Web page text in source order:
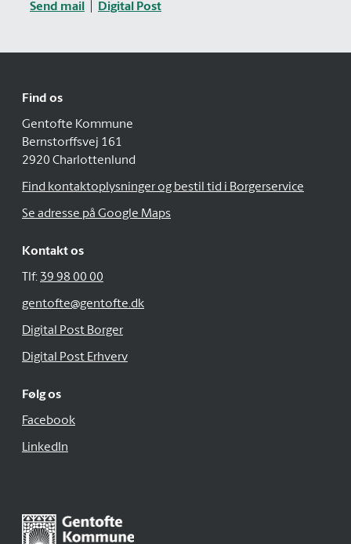
Send mail Digital Post
Find os
Gentofte Kommune
Bernstorffsvej 161
2920 Charlottenlund
Find kontaktoplysninger og bestil tid i Borgerservice
Se adresse på Google Maps
Kontakt os
Tlf: 39 98 00 00
gentofte@gentofte.dk
Digital Post Borger
Digital Post Erhverv
Følg os
Facebook
LinkedIn